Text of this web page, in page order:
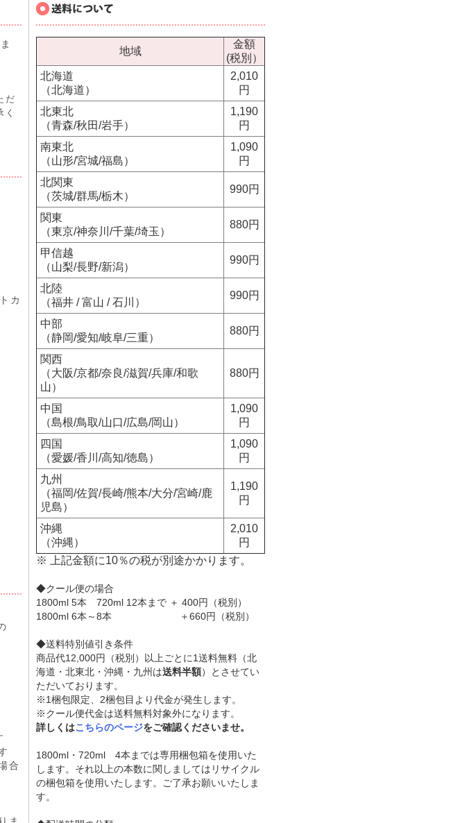
だ
カ
合
地域
金額
(税別）
北海道
（北海道）
2,010
円
北東北
（青森/秋田/岩手）
1,190
円
南東北
（山形/宮城/福島）
1,090
円
北関東
（茨城/群馬/栃木）
990円
関東
（東京/神奈川/千葉/埼玉）
880円
甲信越
（山梨/長野/新潟）
990円
北陸
（福井 / 富山 / 石川）
990円
中部
（静岡/愛知/岐阜/三重）
880円
関西
（大阪/京都/奈良/滋賀/兵庫/和歌
山）
880円
中国
（島根/鳥取/山口/広島/岡山）
1,090
円
四国
（愛媛/香川/高知/徳島）
1,090
円
九州
（福岡/佐賀/長崎/熊本/大分/宮崎/鹿
児島）
1,190
円
沖縄
（沖縄）
2,010
円
※ 上記金額に10％の税が別途かかります。
◆クール便の場合
1800ml 5本 720ml 12本まで ＋ 400円（税別）
1800ml 6本～8本 ＋660円（税別）
◆送料特別値引き条件
商品代12,000円（税別）以上ごとに1送料無料（北
海道・北東北・沖縄・九州は送料半額）とさせてい
ただいております。
※1梱包限定、2梱包目より代金が発生します。
※クール便代金は送料無料対象外になります。
詳しくはこちらのページをご確認くださいませ。
1800ml・720ml 4本までは専用梱包箱を使用いた
します。それ以上の本数に関しましてはリサイクル
の梱包箱を使用いたします。ご了承お願いいたしま
す。